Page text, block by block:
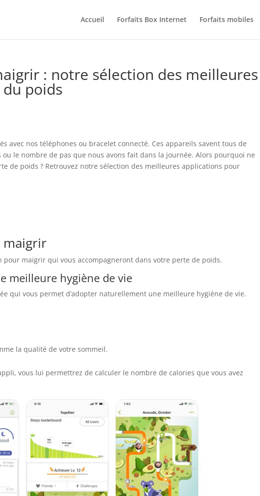
Accueil Forfaits Box Internet Forfaits mobiles
: notre sélection des meilleures
poids
avec nos téléphones ou bracelet connecté. Ces appareils savent tous de
le nombre de pas que nous avons fait dans la journée. Alors pourquoi ne
de poids ? Retrouvez notre sélection des meilleures applications pour
maigrir
pour maigrir qui vous accompagneront dans votre perte de poids.
meilleure hygiène de vie
qui vous permet d’adopter naturellement une meilleure hygiène de vie.
la qualité de votre sommeil.
vous lui permettrez de calculer le nombre de calories que vous avez